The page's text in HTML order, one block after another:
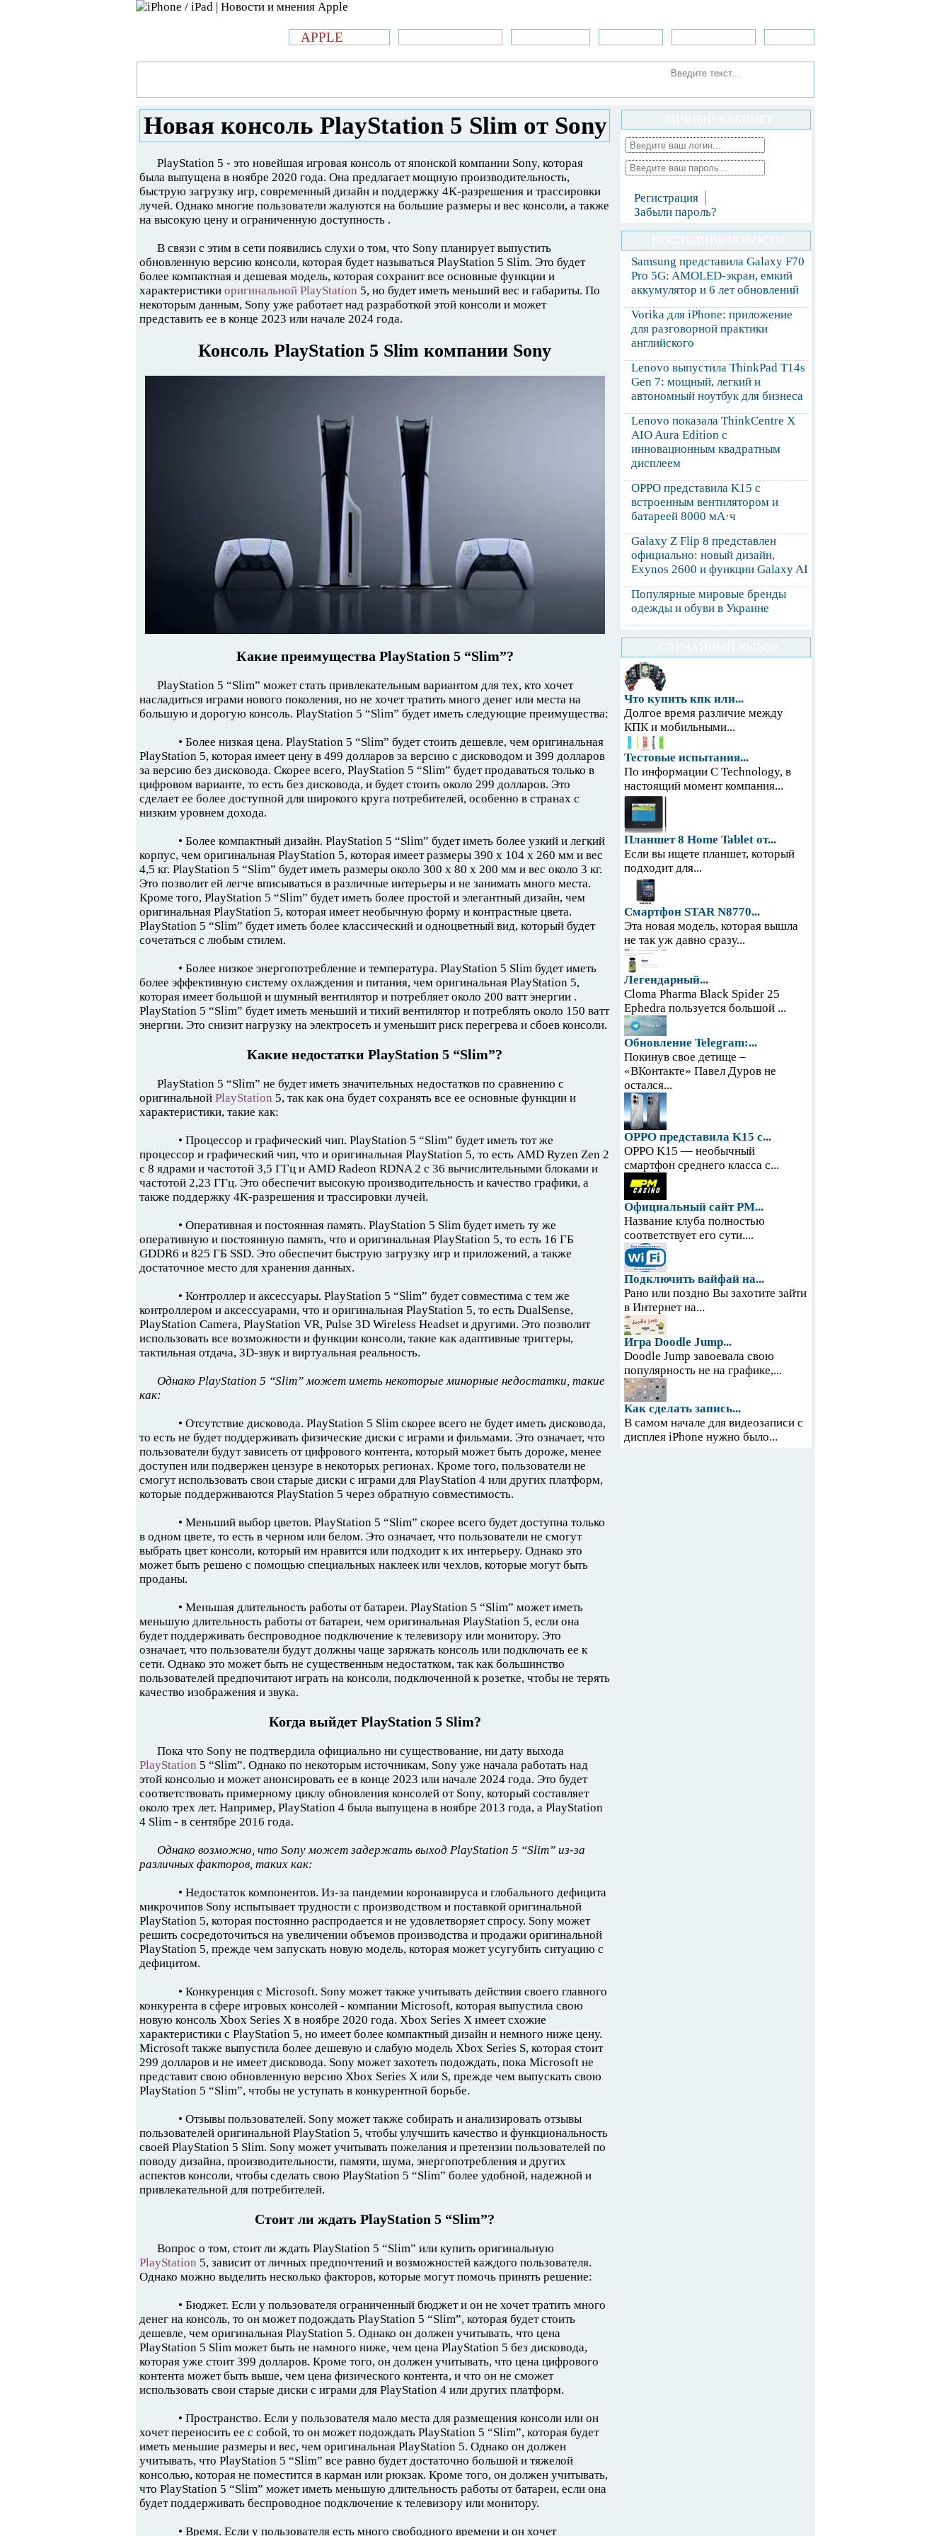
APPLE
Новая консоль PlayStation 5 Slim от Sony
PlayStation 5 - это новейшая игровая консоль от японской компании Sony, которая
была выпущена в ноябре 2020 года. Она предлагает мощную производительность,
быструю загрузку игр, современный дизайн и поддержку 4K-разрешения и трассировки
лучей. Однако многие пользователи жалуются на большие размеры и вес консоли, а также
на высокую цену и ограниченную доступность .
В связи с этим в сети появились слухи о том, что Sony планирует выпустить
обновленную версию консоли, которая будет называться PlayStation 5 Slim. Это будет
более компактная и дешевая модель, которая сохранит все основные функции и
характеристики оригинальной PlayStation 5, но будет иметь меньший вес и габариты. По
некоторым данным, Sony уже работает над разработкой этой консоли и может
представить ее в конце 2023 или начале 2024 года.
Консоль PlayStation 5 Slim компании Sony
Какие преимущества PlayStation 5 “Slim”?
PlayStation 5 “Slim” может стать привлекательным вариантом для тех, кто хочет
насладиться играми нового поколения, но не хочет тратить много денег или места на
большую и дорогую консоль. PlayStation 5 “Slim” будет иметь следующие преимущества:
• Более низкая цена. PlayStation 5 “Slim” будет стоить дешевле, чем оригинальная
PlayStation 5, которая имеет цену в 499 долларов за версию с дисководом и 399 долларов
за версию без дисковода. Скорее всего, PlayStation 5 “Slim” будет продаваться только в
цифровом варианте, то есть без дисковода, и будет стоить около 299 долларов. Это
сделает ее более доступной для широкого круга потребителей, особенно в странах с
низким уровнем дохода.
• Более компактный дизайн. PlayStation 5 “Slim” будет иметь более узкий и легкий
корпус, чем оригинальная PlayStation 5, которая имеет размеры 390 x 104 x 260 мм и вес
4,5 кг. PlayStation 5 “Slim” будет иметь размеры около 300 x 80 x 200 мм и вес около 3 кг.
Это позволит ей легче вписываться в различные интерьеры и не занимать много места.
Кроме того, PlayStation 5 “Slim” будет иметь более простой и элегантный дизайн, чем
оригинальная PlayStation 5, которая имеет необычную форму и контрастные цвета.
PlayStation 5 “Slim” будет иметь более классический и одноцветный вид, который будет
сочетаться с любым стилем.
• Более низкое энергопотребление и температура. PlayStation 5 Slim будет иметь
более эффективную систему охлаждения и питания, чем оригинальная PlayStation 5,
которая имеет большой и шумный вентилятор и потребляет около 200 ватт энергии .
PlayStation 5 “Slim” будет иметь меньший и тихий вентилятор и потреблять около 150 ватт
энергии. Это снизит нагрузку на электросеть и уменьшит риск перегрева и сбоев консоли.
Какие недостатки PlayStation 5 “Slim”?
PlayStation 5 “Slim” не будет иметь значительных недостатков по сравнению с
оригинальной PlayStation 5, так как она будет сохранять все ее основные функции и
характеристики, такие как:
• Процессор и графический чип. PlayStation 5 “Slim” будет иметь тот же
процессор и графический чип, что и оригинальная PlayStation 5, то есть AMD Ryzen Zen 2
с 8 ядрами и частотой 3,5 ГГц и AMD Radeon RDNA 2 с 36 вычислительными блоками и
частотой 2,23 ГГц. Это обеспечит высокую производительность и качество графики, а
также поддержку 4K-разрешения и трассировки лучей.
• Оперативная и постоянная память. PlayStation 5 Slim будет иметь ту же
оперативную и постоянную память, что и оригинальная PlayStation 5, то есть 16 ГБ
GDDR6 и 825 ГБ SSD. Это обеспечит быструю загрузку игр и приложений, а также
достаточное место для хранения данных.
• Контроллер и аксессуары. PlayStation 5 “Slim” будет совместима с тем же
контроллером и аксессуарами, что и оригинальная PlayStation 5, то есть DualSense,
PlayStation Camera, PlayStation VR, Pulse 3D Wireless Headset и другими. Это позволит
использовать все возможности и функции консоли, такие как адаптивные триггеры,
тактильная отдача, 3D-звук и виртуальная реальность.
Однако PlayStation 5 “Slim” может иметь некоторые минорные недостатки, такие
как:
• Отсутствие дисковода. PlayStation 5 Slim скорее всего не будет иметь дисковода,
то есть не будет поддерживать физические диски с играми и фильмами. Это означает, что
пользователи будут зависеть от цифрового контента, который может быть дороже, менее
доступен или подвержен цензуре в некоторых регионах. Кроме того, пользователи не
смогут использовать свои старые диски с играми для PlayStation 4 или других платформ,
которые поддерживаются PlayStation 5 через обратную совместимость.
• Меньший выбор цветов. PlayStation 5 “Slim” скорее всего будет доступна только
в одном цвете, то есть в черном или белом. Это означает, что пользователи не смогут
выбрать цвет консоли, который им нравится или подходит к их интерьеру. Однако это
может быть решено с помощью специальных наклеек или чехлов, которые могут быть
проданы.
• Меньшая длительность работы от батареи. PlayStation 5 “Slim” может иметь
меньшую длительность работы от батареи, чем оригинальная PlayStation 5, если она
будет поддерживать беспроводное подключение к телевизору или монитору. Это
означает, что пользователи будут должны чаще заряжать консоль или подключать ее к
сети. Однако это может быть не существенным недостатком, так как большинство
пользователей предпочитают играть на консоли, подключенной к розетке, чтобы не терять
качество изображения и звука.
Когда выйдет PlayStation 5 Slim?
Пока что Sony не подтвердила официально ни существование, ни дату выхода
PlayStation 5 “Slim”. Однако по некоторым источникам, Sony уже начала работать над
этой консолью и может анонсировать ее в конце 2023 или начале 2024 года. Это будет
соответствовать примерному циклу обновления консолей от Sony, который составляет
около трех лет. Например, PlayStation 4 была выпущена в ноябре 2013 года, а PlayStation
4 Slim - в сентябре 2016 года.
Однако возможно, что Sony может задержать выход PlayStation 5 “Slim” из-за
различных факторов, таких как:
• Недостаток компонентов. Из-за пандемии коронавируса и глобального дефицита
микрочипов Sony испытывает трудности с производством и поставкой оригинальной
PlayStation 5, которая постоянно распродается и не удовлетворяет спросу. Sony может
решить сосредоточиться на увеличении объемов производства и продажи оригинальной
PlayStation 5, прежде чем запускать новую модель, которая может усугубить ситуацию с
дефицитом.
• Конкуренция с Microsoft. Sony может также учитывать действия своего главного
конкурента в сфере игровых консолей - компании Microsoft, которая выпустила свою
новую консоль Xbox Series X в ноябре 2020 года. Xbox Series X имеет схожие
характеристики с PlayStation 5, но имеет более компактный дизайн и немного ниже цену.
Microsoft также выпустила более дешевую и слабую модель Xbox Series S, которая стоит
299 долларов и не имеет дисковода. Sony может захотеть подождать, пока Microsoft не
представит свою обновленную версию Xbox Series X или S, прежде чем выпускать свою
PlayStation 5 “Slim”, чтобы не уступать в конкурентной борьбе.
• Отзывы пользователей. Sony может также собирать и анализировать отзывы
пользователей оригинальной PlayStation 5, чтобы улучшить качество и функциональность
своей PlayStation 5 Slim. Sony может учитывать пожелания и претензии пользователей по
поводу дизайна, производительности, памяти, шума, энергопотребления и других
аспектов консоли, чтобы сделать свою PlayStation 5 “Slim” более удобной, надежной и
привлекательной для потребителей.
Стоит ли ждать PlayStation 5 “Slim”?
Вопрос о том, стоит ли ждать PlayStation 5 “Slim” или купить оригинальную
PlayStation 5, зависит от личных предпочтений и возможностей каждого пользователя.
Однако можно выделить несколько факторов, которые могут помочь принять решение:
• Бюджет. Если у пользователя ограниченный бюджет и он не хочет тратить много
денег на консоль, то он может подождать PlayStation 5 “Slim”, которая будет стоить
дешевле, чем оригинальная PlayStation 5. Однако он должен учитывать, что цена
PlayStation 5 Slim может быть не намного ниже, чем цена PlayStation 5 без дисковода,
которая уже стоит 399 долларов. Кроме того, он должен учитывать, что цена цифрового
контента может быть выше, чем цена физического контента, и что он не сможет
использовать свои старые диски с играми для PlayStation 4 или других платформ.
• Пространство. Если у пользователя мало места для размещения консоли или он
хочет переносить ее с собой, то он может подождать PlayStation 5 “Slim”, которая будет
иметь меньшие размеры и вес, чем оригинальная PlayStation 5. Однако он должен
учитывать, что PlayStation 5 “Slim” все равно будет достаточно большой и тяжелой
консолью, которая не поместится в карман или рюкзак. Кроме того, он должен учитывать,
что PlayStation 5 “Slim” может иметь меньшую длительность работы от батареи, если она
будет поддерживать беспроводное подключение к телевизору или монитору.
• Время. Если у пользователя есть много свободного времени и он хочет
Регистрация
Забыли пароль?
Samsung представила Galaxy F70
Pro 5G: AMOLED-экран, емкий
аккумулятор и 6 лет обновлений
Vorika для iPhone: приложение
для разговорной практики
английского
Lenovo выпустила ThinkPad T14s
Gen 7: мощный, легкий и
автономный ноутбук для бизнеса
Lenovo показала ThinkCentre X
AIO Aura Edition с
инновационным квадратным
дисплеем
OPPO представила K15 с
встроенным вентилятором и
батареей 8000 мА·ч
Galaxy Z Flip 8 представлен
официально: новый дизайн,
Exynos 2600 и функции Galaxy AI
Популярные мировые бренды
одежды и обуви в Украине
Что купить кпк или...
Долгое время различие между
КПК и мобильными...
Тестовые испытания...
По информации С Technology, в
настоящий момент компания...
Планшет 8 Home Tablet от...
Если вы ищете планшет, который
подходит для...
Смартфон STAR N8770...
Эта новая модель, которая вышла
не так уж давно сразу...
Легендарный...
Cloma Pharma Black Spider 25
Ephedra пользуется большой ...
Обновление Telegram:...
Покинув свое детище –
«ВКонтакте» Павел Дуров не
остался...
OPPO представила K15 с...
OPPO K15 — необычный
смартфон среднего класса с...
Официальный сайт PM...
Название клуба полностью
соответствует его сути....
Подключить вайфай на...
Рано или поздно Вы захотите зайти
в Интернет на...
Игра Doodle Jump...
Doodle Jump завоевала свою
популярность не на графике,...
Как сделать запись...
В самом начале для видеозаписи с
дисплея iPhone нужно было...